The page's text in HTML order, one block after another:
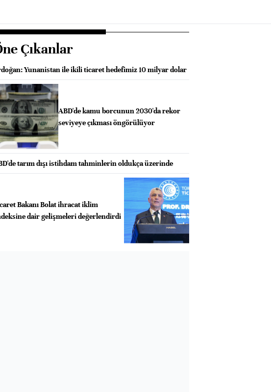
Çıkanlar
Yunanistan ile ikili ticaret hedefimiz 10 milyar dolar
ABD'de kamu borcunun 2030'da rekor
seviyeye çıkması öngörülüyor
tarım dışı istihdam tahminlerin oldukça üzerinde
Bakanı Bolat ihracat iklim
dair gelişmeleri değerlendirdi